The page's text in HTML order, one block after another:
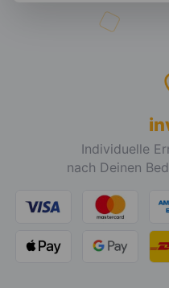
Individuelle
nach Deinen